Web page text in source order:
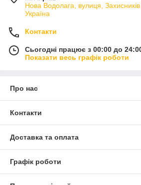
Нова Водолага, вулиця, Захисників
Україна
Контакти
Сьогодні працює з 00:00 до
Показати весь графік роботи
Про нас
Контакти
Доставка та оплата
Графік роботи